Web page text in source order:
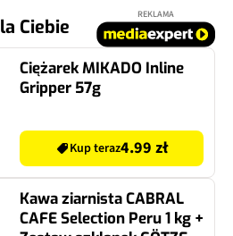
Ciebie
REKLAMA
Ciężarek MIKADO Inline
Gripper 57g
Kup teraz4.99 zł
Kawa ziarnista CABRAL
CAFE Selection Peru 1 kg +